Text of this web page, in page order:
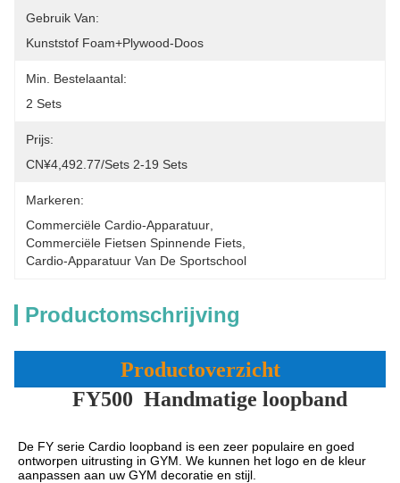
Gebruik Van:
Kunststof Foam+plywood-Doos
Min. Bestelaantal:
2 Sets
Prijs:
CN¥4,492.77/sets 2-19 Sets
Markeren:
Commerciële Cardio-Apparatuur
Commerciële Fietsen Spinnende Fiets
Cardio-Apparatuur Van De Sportschool
Productomschrijving
Productoverzicht
FY500 Handmatige loopband
De FY serie Cardio loopband is een zeer populaire en goed
ontworpen uitrusting in GYM. We kunnen het logo en de kleur
aanpassen aan uw GYM decoratie en stijl.